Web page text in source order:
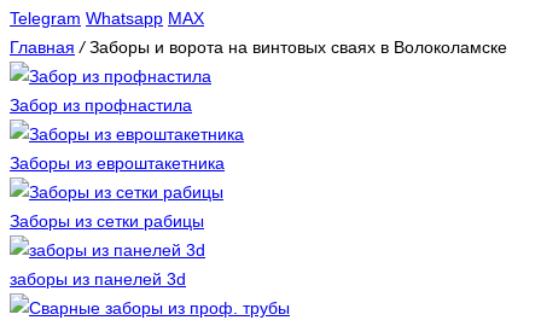
Telegram Whatsapp MAX
Главная / Заборы и ворота на винтовых сваях в Волоколамске
Забор из профнастила
Заборы из евроштакетника
Заборы из сетки рабицы
заборы из панелей 3d